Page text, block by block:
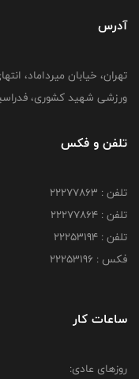
آدرس
تهران، خیابان میرداماد،
ورزشی شهید کشوری،
تلفن و فکس
تلفن : 22277863
تلفن : 22277864
تلفن : 22253194
فکس : 22253196
ساعات کار
روزهای عادی: